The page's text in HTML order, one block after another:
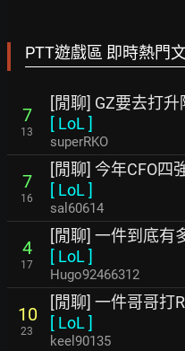
PTT遊戲區 即時熱門
7
13
[閒聊] GZ要去打
[ LoL]
superRKO
7
16
[閒聊] 今年CFO四
[ LoL]
sal60614
4
17
[閒聊] 一件到底有
[ LoL]
Hugo92466312
10
23
[閒聊] 一件哥哥打
[ LoL]
keel90135